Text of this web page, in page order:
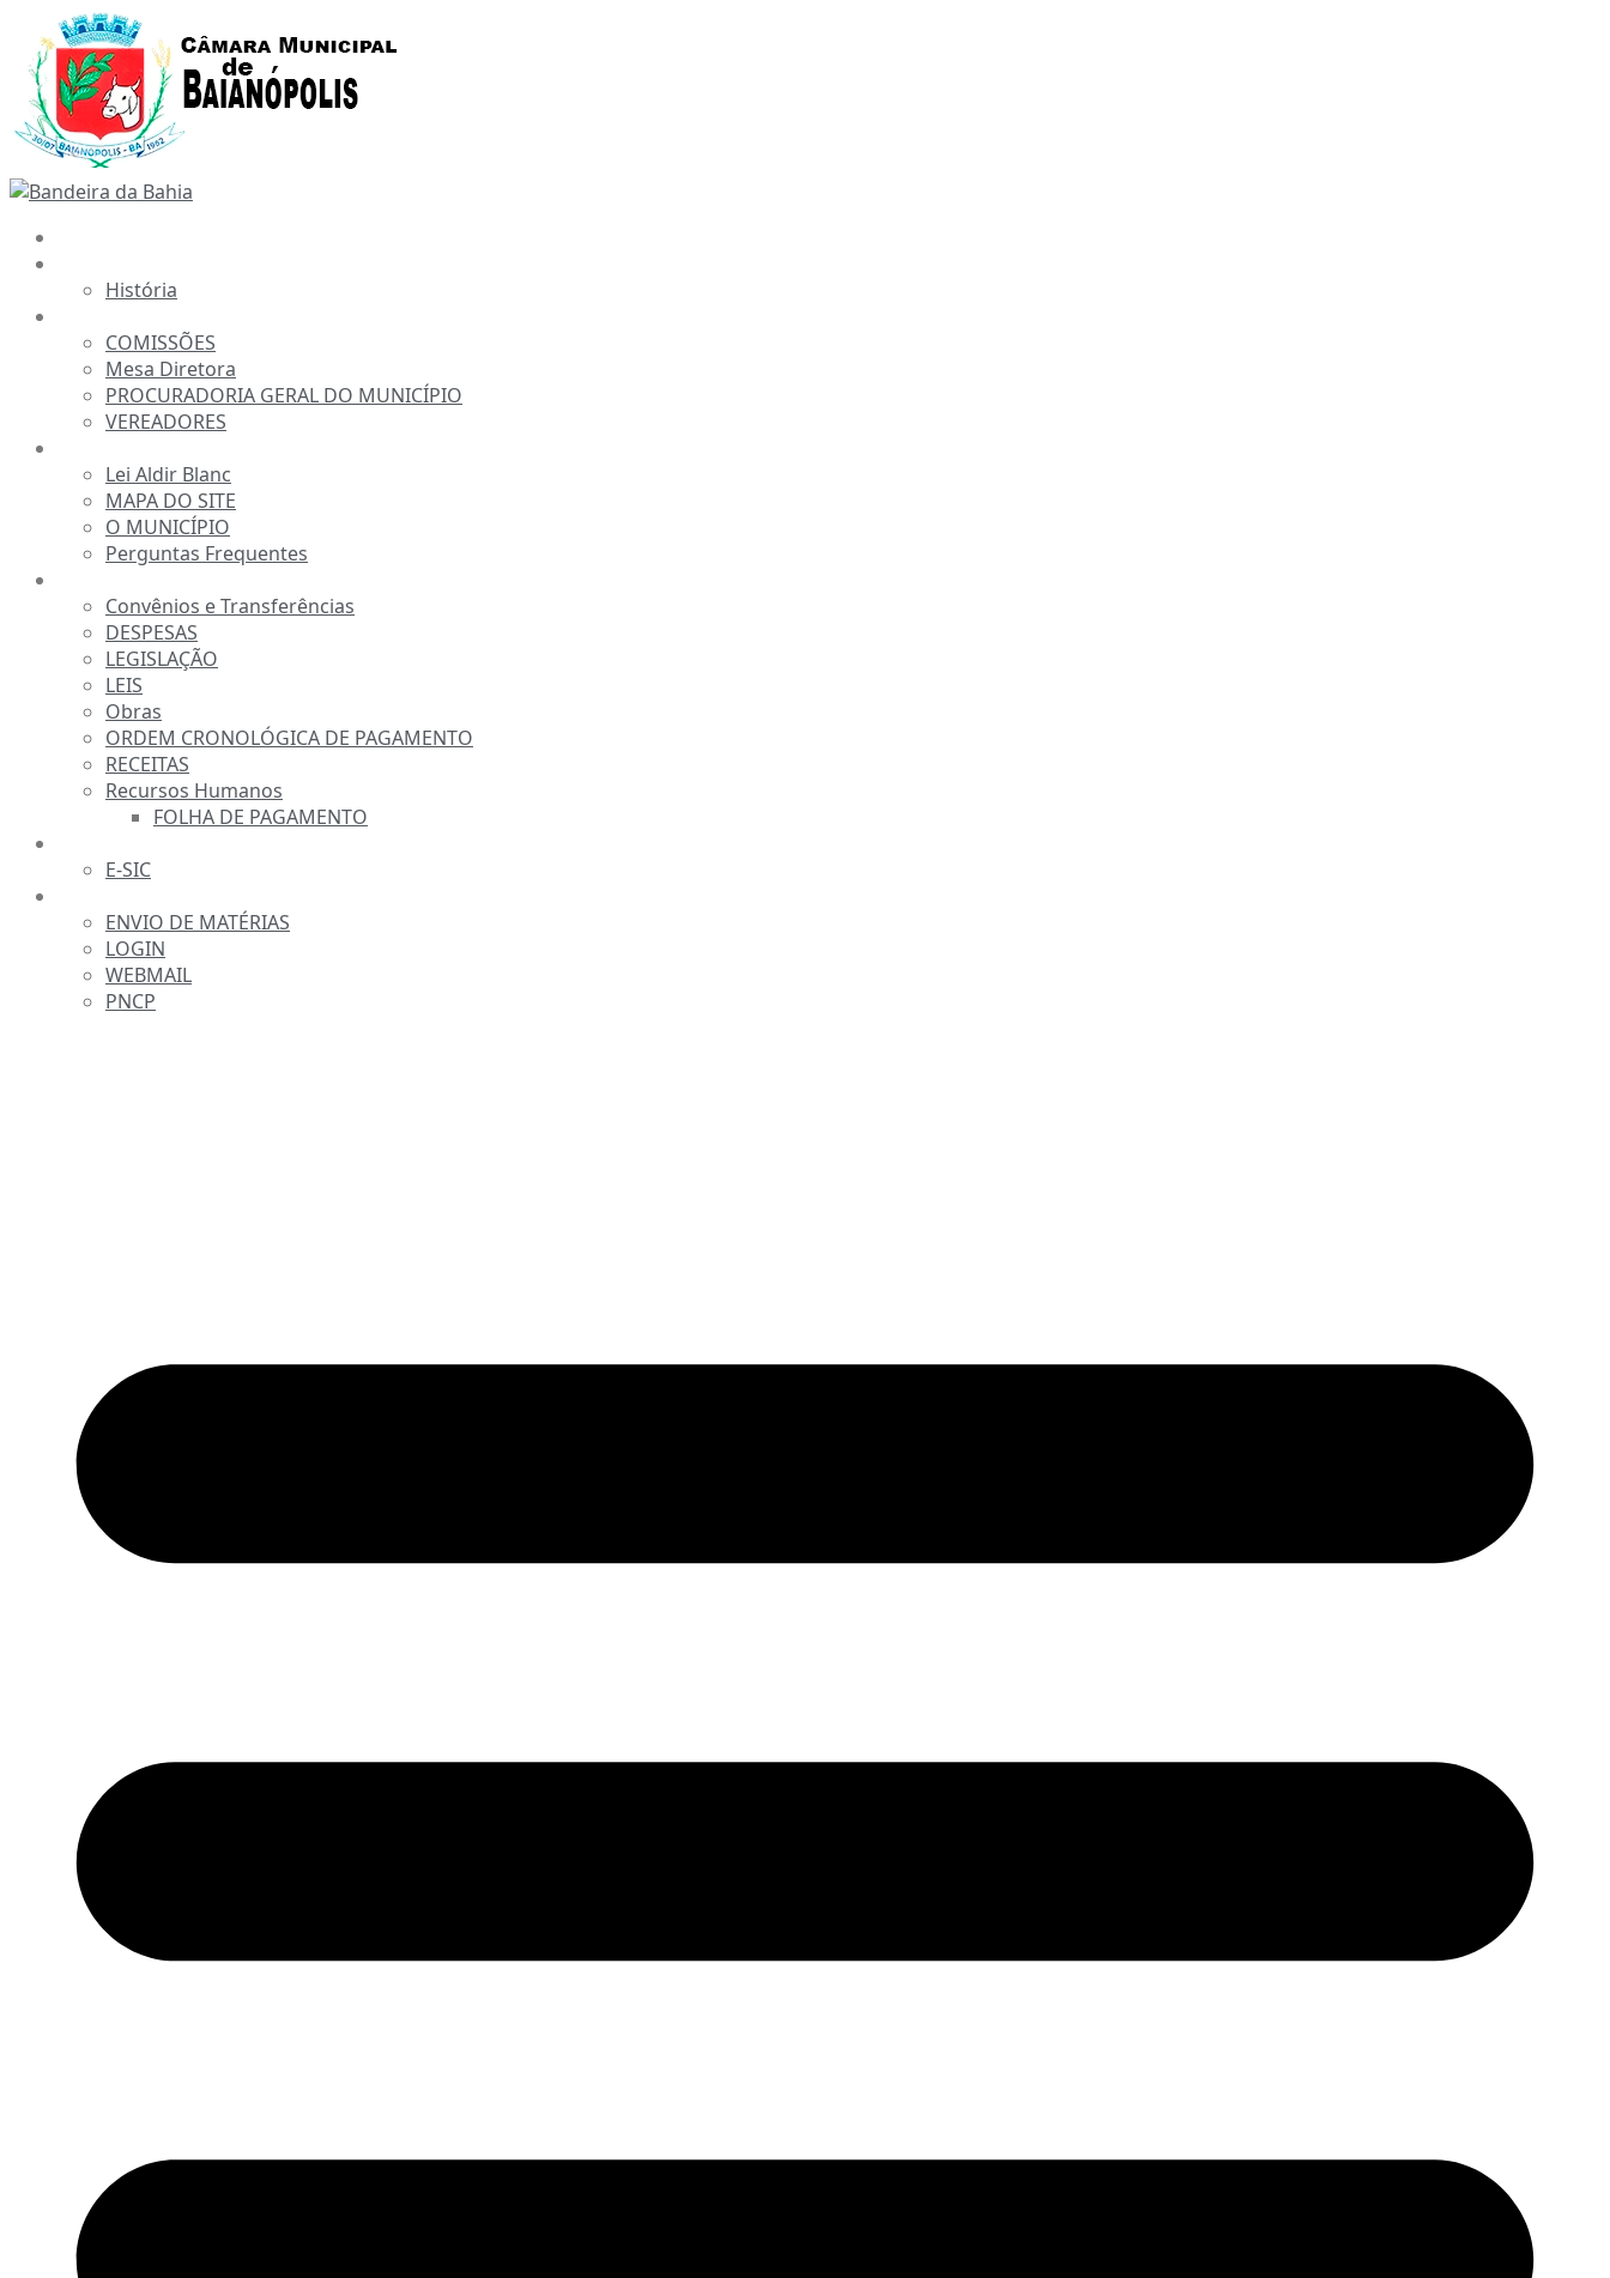
para
conteúdo
História
COMISSÕES
Mesa Diretora
PROCURADORIA GERAL DO MUNICÍPIO
VEREADORES
Lei Aldir Blanc
MAPA DO SITE
O MUNICÍPIO
Perguntas Frequentes
Convênios e Transferências
DESPESAS
LEGISLAÇÃO
LEIS
Obras
ORDEM CRONOLÓGICA DE PAGAMENTO
RECEITAS
Recursos Humanos
FOLHA DE PAGAMENTO
E-SIC
ENVIO DE MATÉRIAS
LOGIN
WEBMAIL
PNCP